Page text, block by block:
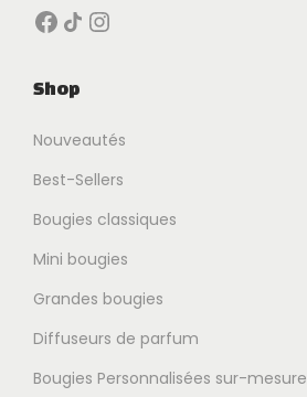
Facebook Icône de partage Instagram
Shop
Nouveautés
Best-Sellers
Bougies classiques
Mini bougies
Grandes bougies
Diffuseurs de parfum
Bougies Personnalisées sur-mesure